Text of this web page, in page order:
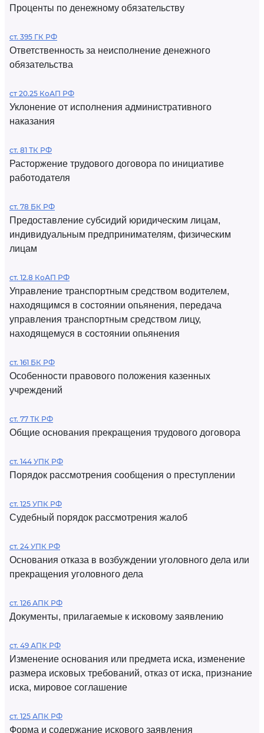
Проценты по денежному обязательству
ст. 395 ГК РФ
Ответственность за неисполнение денежного
обязательства
ст 20.25 КоАП РФ
Уклонение от исполнения административного
наказания
ст. 81 ТК РФ
Расторжение трудового договора по инициативе
работодателя
ст. 78 БК РФ
Предоставление субсидий юридическим лицам,
индивидуальным предпринимателям, физическим
лицам
ст. 12.8 КоАП РФ
Управление транспортным средством водителем,
находящимся в состоянии опьянения, передача
управления транспортным средством лицу,
находящемуся в состоянии опьянения
ст. 161 БК РФ
Особенности правового положения казенных
учреждений
ст. 77 ТК РФ
Общие основания прекращения трудового договора
ст. 144 УПК РФ
Порядок рассмотрения сообщения о преступлении
ст. 125 УПК РФ
Судебный порядок рассмотрения жалоб
ст. 24 УПК РФ
Основания отказа в возбуждении уголовного дела или
прекращения уголовного дела
ст. 126 АПК РФ
Документы, прилагаемые к исковому заявлению
ст. 49 АПК РФ
Изменение основания или предмета иска, изменение
размера исковых требований, отказ от иска, признание
иска, мировое соглашение
ст. 125 АПК РФ
Форма и содержание искового заявления